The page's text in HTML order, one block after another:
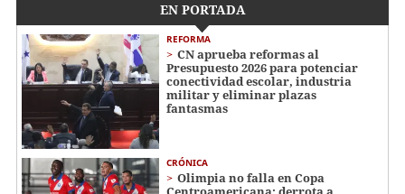
EN PORTADA
REFORMA
CN aprueba reformas al
Presupuesto 2026 para potenciar
conectividad escolar, industria
militar y eliminar plazas
fantasmas
CRÓNICA
Olimpia no falla en Copa